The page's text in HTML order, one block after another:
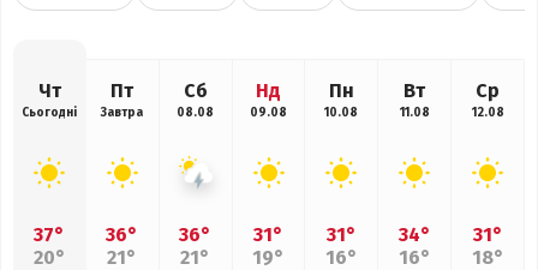
Чт
Сьогодні
37°
20°
Пт
Завтра
36°
21°
Сб
08.08
36°
21°
Нд
09.08
31°
19°
Пн
10.08
31°
16°
Вт
11.08
34°
16°
Ср
12.08
31°
18°